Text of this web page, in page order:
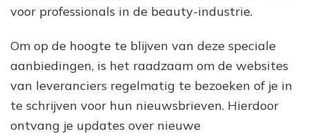
voor professionals in de beauty-industrie.
Om op de hoogte te blijven van deze speciale
aanbiedingen, is het raadzaam om de websites
van leveranciers regelmatig te bezoeken of je in
te schrijven voor hun nieuwsbrieven. Hierdoor
ontvang je updates over nieuwe